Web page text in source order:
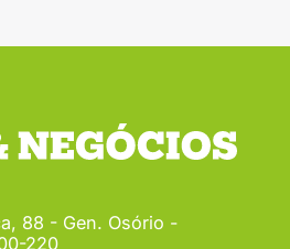
88 - Gen. Osório -
220